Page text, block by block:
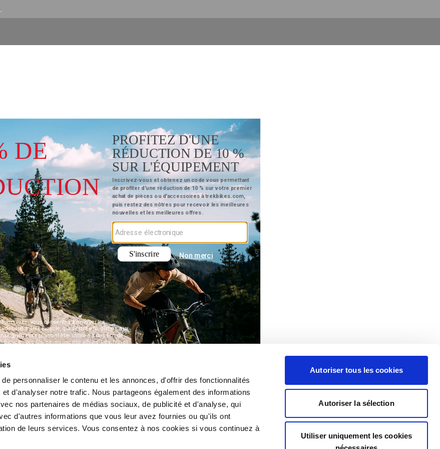
personnaliser le contenu et les annonces, d'offrir des fonctionnalités
d'analyser notre trafic. Nous partageons également des informations
nos partenaires de médias sociaux, de publicité et d'analyse, qui
d'autres informations que vous leur avez fournies ou qu'ils ont
de leurs services. Vous consentez à nos cookies si vous continuez à
Autoriser tous les cookies
Autoriser la sélection
Utiliser uniquement les cookies